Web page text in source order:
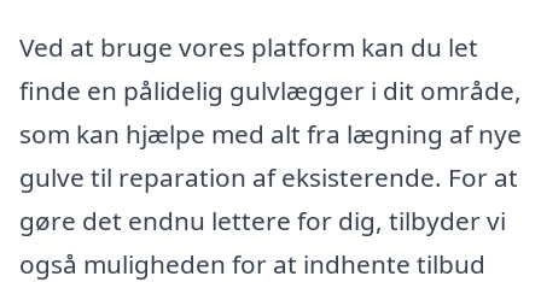
Ved at bruge vores platform kan du let
finde en pålidelig gulvlægger i dit område,
som kan hjælpe med alt fra lægning af nye
gulve til reparation af eksisterende. For at
gøre det endnu lettere for dig, tilbyder vi
også muligheden for at indhente tilbud